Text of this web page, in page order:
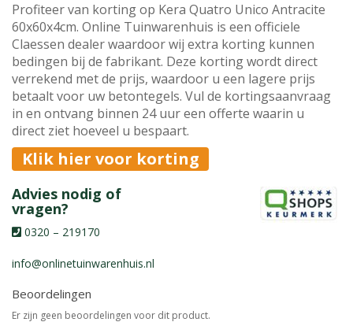
Profiteer van korting op Kera Quatro Unico Antracite
60x60x4cm. Online Tuinwarenhuis is een officiele
Claessen dealer waardoor wij extra korting kunnen
bedingen bij de fabrikant. Deze korting wordt direct
verrekend met de prijs, waardoor u een lagere prijs
betaalt voor uw betontegels. Vul de kortingsaanvraag
in en ontvang binnen 24 uur een offerte waarin u
direct ziet hoeveel u bespaart.
Klik hier voor korting
Advies nodig of
vragen?
0320 – 219170
info@onlinetuinwarenhuis.nl
Beoordelingen
Er zijn geen beoordelingen voor dit product.